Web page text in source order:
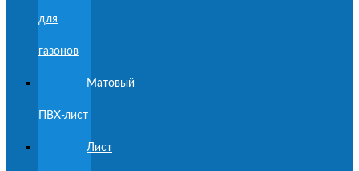
для
газонов
Матовый
ПВХ-лист
Лист